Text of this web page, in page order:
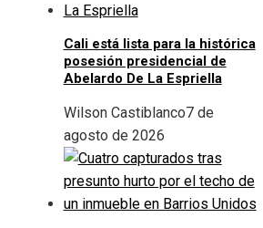
Cali está lista para la histórica
posesión presidencial de
Abelardo De La Espriella
Wilson Castiblanco7 de
agosto de 2026